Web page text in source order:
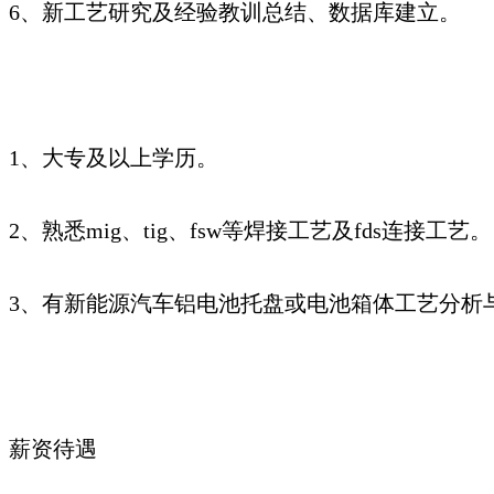
6、新工艺研究及经验教训总结、数据库建立。
1、大专及以上学历。
2、熟悉mig、tig、fsw等焊接工艺及fds连接工艺。
3、有新能源汽车铝电池托盘或电池箱体工艺分析
薪资待遇